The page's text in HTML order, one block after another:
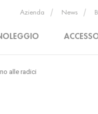
Azienda News
alle radici